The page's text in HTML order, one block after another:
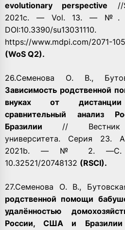
evolutionary perspective //
2021с. — Vol. 13. — №.
DOI:10.3390/
https://www.mdpi.com/2071-
(WoS Q2).
26.Семенова О. В.,
Зависимость родственной
внуках от дистанции
сравнительный анализ
Бразилии // Вестник
университета. Серия 23.
2021b. — № 2. —С.
10.32521/20748132 (RSCI).
27.Семенова О. В.,
родственной помощи
удалённостью
России, США и Бразилии